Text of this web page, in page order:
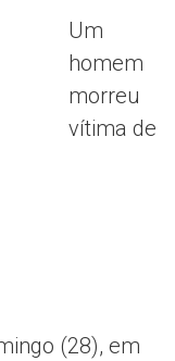
Um
homem
morreu
vítima de
(28), em